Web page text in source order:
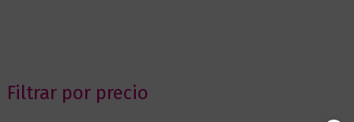
Filtrar por precio